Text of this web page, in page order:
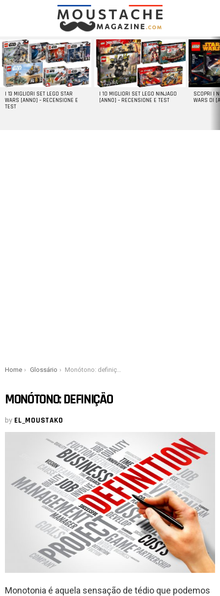
LATEST
STORIES
I 13 MIGLIORI SET LEGO STAR
WARS [ANNO] – RECENSIONE E
TEST
I 10 MIGLIORI SET LEGO NINJAGO
[ANNO] – RECENSIONE E TEST
SCOPRI I
WARS DI
You are here:
Home Glossário Monótono: definição
MONÓTONO: DEFINIÇÃO
by EL_MOUSTAKO
Monotonia é aquela sensação de tédio que podemos